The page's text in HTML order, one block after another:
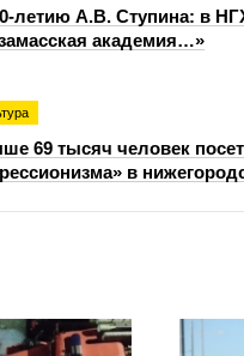
летию А.В. Ступина: в
академия…»
69 тысяч человек
в